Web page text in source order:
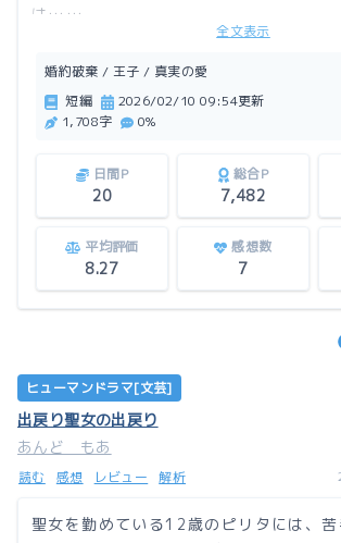
は……。
この作品はアルファポリスにも掲載して
全文表示
婚約破棄 / 王子 / 真実の愛
短編
2026/02/10 09:54更新
1,708字
0%
日間P
20
総合P
7,482
平均評価
8.27
感想数
7
ヒューマンドラマ[文芸]
出戻り聖女の出戻り
あんど もあ
読む 感想 レビュー 解析
聖女を勤めている12歳のピリタには、